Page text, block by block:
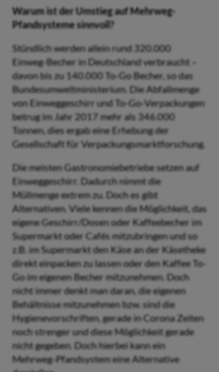
Warum ist der Umstieg auf Mehrweg-
Pfandsysteme sinnvoll?
Stündlich werden allein rund 320.000
Einweg-Becher in Deutschland verbraucht –
davon bis zu 140.000 To-Go Becher, so das
Bundesumweltministerium. Die Abfallmenge
von Einweggeschirr und To-Go-Verpackungen
betrug im Jahr 2017 mehr als 346.000
Tonnen, dies ergab eine Erhebung der
Gesellschaft für Verpackungsmarktforschung.
Die meisten Gastronomiebetriebe setzen auf
Einweggeschirr. Dadurch nimmt die
Müllmenge extrem zu. Doch es gibt
Alternativen. Viele kennen die Möglichkeit, das
eigene Geschirr/Dosen oder Kaffeebecher im
Supermarkt oder Cafés mitzubringen und so
z.B. im Supermarkt den Käse an der Käsetheke
direkt einpacken zu lassen oder den Kaffee To-
Go im eigenen Becher mitzunehmen. Doch
nicht immer denkt man daran, die eigenen
Behältnisse mitzunehmen bzw. sind die
Hygienevorschriften, gerade in Corona Zeiten
noch strenger und diese Möglichkeit gerade
nicht gegeben. Doch hierbei kann ein
Mehrweg-Pfandsystem eine Alternative